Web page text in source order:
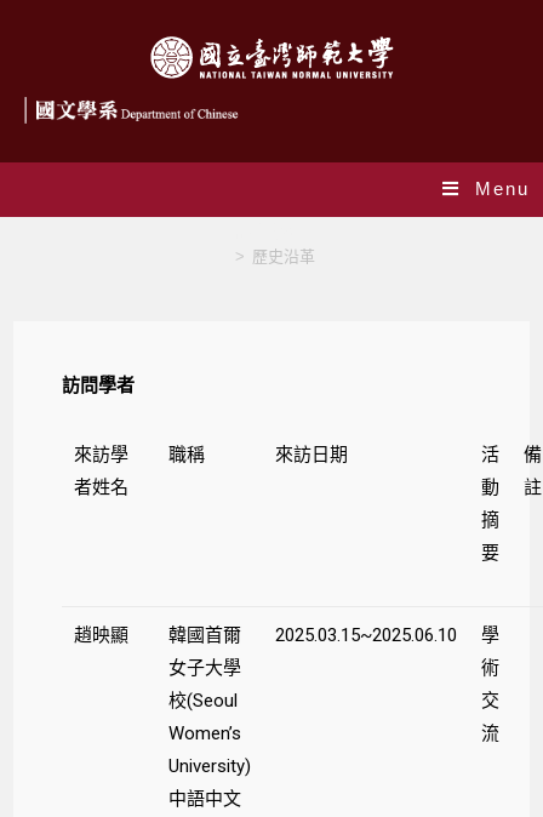
Menu
> 歷史沿革
訪問學者
來訪學
者姓名
職稱 來訪日期
活
動
摘
要
備
註
趙映顯
韓國首爾
女子大學
校(Seoul
Women’s
University)
中語中文
2025.03.15~2025.06.10
學
術
交
流